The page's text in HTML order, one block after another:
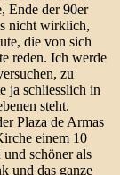
Ende der 90er
nicht wirklich,
die von sich
reden. Ich werde
zu
ja schliesslich in
steht.
Plaza de Armas
einem 10
schöner als
und das ganze